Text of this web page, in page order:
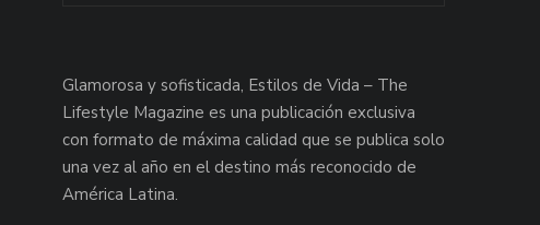
Glamorosa y sofisticada, Estilos de Vida – The
Lifestyle Magazine es una publicación exclusiva
con formato de máxima calidad que se publica solo
una vez al año en el destino más reconocido de
América Latina.